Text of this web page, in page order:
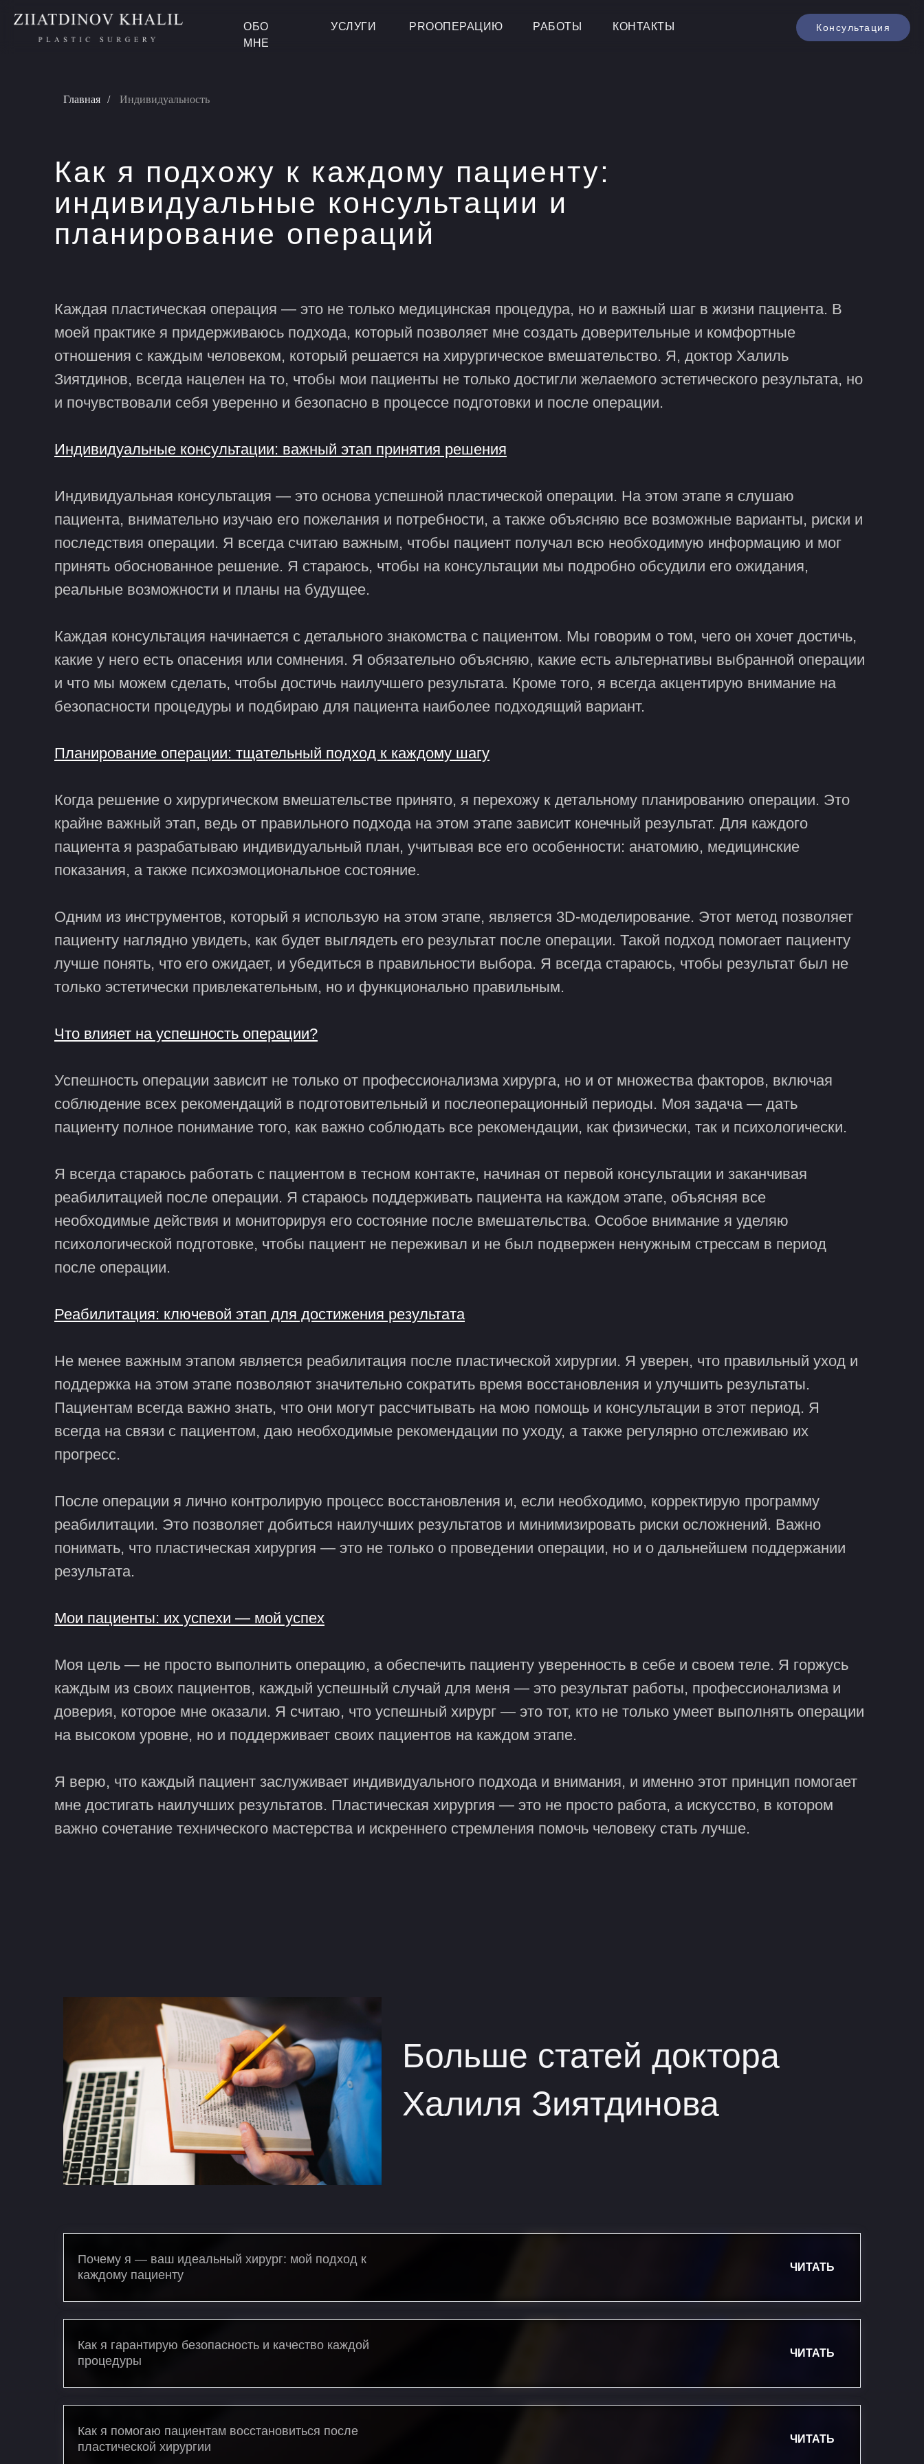
ОБО
МНЕ
УСЛУГИ КОНТАКТЫ Консультация
РАБОТЫ
PROОПЕРАЦИЮ
Главная / Индивидуальность
Как я подхожу к каждому пациенту:
индивидуальные консультации и
планирование операций
Каждая пластическая операция — это не только медицинская процедура, но и важный шаг в жизни пациента. В
моей практике я придерживаюсь подхода, который позволяет мне создать доверительные и комфортные
отношения с каждым человеком, который решается на хирургическое вмешательство. Я, доктор Халиль
Зиятдинов, всегда нацелен на то, чтобы мои пациенты не только достигли желаемого эстетического результата, но
и почувствовали себя уверенно и безопасно в процессе подготовки и после операции.
Индивидуальные консультации: важный этап принятия решения
Индивидуальная консультация — это основа успешной пластической операции. На этом этапе я слушаю
пациента, внимательно изучаю его пожелания и потребности, а также объясняю все возможные варианты, риски и
последствия операции. Я всегда считаю важным, чтобы пациент получал всю необходимую информацию и мог
принять обоснованное решение. Я стараюсь, чтобы на консультации мы подробно обсудили его ожидания,
реальные возможности и планы на будущее.
Каждая консультация начинается с детального знакомства с пациентом. Мы говорим о том, чего он хочет достичь,
какие у него есть опасения или сомнения. Я обязательно объясняю, какие есть альтернативы выбранной операции
и что мы можем сделать, чтобы достичь наилучшего результата. Кроме того, я всегда акцентирую внимание на
безопасности процедуры и подбираю для пациента наиболее подходящий вариант.
Планирование операции: тщательный подход к каждому шагу
Когда решение о хирургическом вмешательстве принято, я перехожу к детальному планированию операции. Это
крайне важный этап, ведь от правильного подхода на этом этапе зависит конечный результат. Для каждого
пациента я разрабатываю индивидуальный план, учитывая все его особенности: анатомию, медицинские
показания, а также психоэмоциональное состояние.
Одним из инструментов, который я использую на этом этапе, является 3D-моделирование. Этот метод позволяет
пациенту наглядно увидеть, как будет выглядеть его результат после операции. Такой подход помогает пациенту
лучше понять, что его ожидает, и убедиться в правильности выбора. Я всегда стараюсь, чтобы результат был не
только эстетически привлекательным, но и функционально правильным.
Что влияет на успешность операции?
Успешность операции зависит не только от профессионализма хирурга, но и от множества факторов, включая
соблюдение всех рекомендаций в подготовительный и послеоперационный периоды. Моя задача — дать
пациенту полное понимание того, как важно соблюдать все рекомендации, как физически, так и психологически.
Я всегда стараюсь работать с пациентом в тесном контакте, начиная от первой консультации и заканчивая
реабилитацией после операции. Я стараюсь поддерживать пациента на каждом этапе, объясняя все
необходимые действия и мониторируя его состояние после вмешательства. Особое внимание я уделяю
психологической подготовке, чтобы пациент не переживал и не был подвержен ненужным стрессам в период
после операции.
Реабилитация: ключевой этап для достижения результата
Не менее важным этапом является реабилитация после пластической хирургии. Я уверен, что правильный уход и
поддержка на этом этапе позволяют значительно сократить время восстановления и улучшить результаты.
Пациентам всегда важно знать, что они могут рассчитывать на мою помощь и консультации в этот период. Я
всегда на связи с пациентом, даю необходимые рекомендации по уходу, а также регулярно отслеживаю их
прогресс.
После операции я лично контролирую процесс восстановления и, если необходимо, корректирую программу
реабилитации. Это позволяет добиться наилучших результатов и минимизировать риски осложнений. Важно
понимать, что пластическая хирургия — это не только о проведении операции, но и о дальнейшем поддержании
результата.
Мои пациенты: их успехи — мой успех
Моя цель — не просто выполнить операцию, а обеспечить пациенту уверенность в себе и своем теле. Я горжусь
каждым из своих пациентов, каждый успешный случай для меня — это результат работы, профессионализма и
доверия, которое мне оказали. Я считаю, что успешный хирург — это тот, кто не только умеет выполнять операции
на высоком уровне, но и поддерживает своих пациентов на каждом этапе.
Я верю, что каждый пациент заслуживает индивидуального подхода и внимания, и именно этот принцип помогает
мне достигать наилучших результатов. Пластическая хирургия — это не просто работа, а искусство, в котором
важно сочетание технического мастерства и искреннего стремления помочь человеку стать лучше.
Больше статей доктора
Халиля Зиятдинова
ЧИТАТЬ
Как я помогаю пациентам восстановиться после
пластической хирургии
ЧИТАТЬ
Как я гарантирую безопасность и качество каждой
процедуры
ЧИТАТЬ
Почему я — ваш идеальный хирург: мой подход к
каждому пациенту